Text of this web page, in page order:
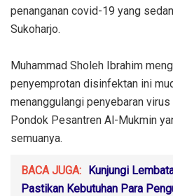
penanganan covid-19 yang
Sukoharjo.
Muhammad Sholeh Ibrahim
penyemprotan disinfektan ini
menanggulangi penyebaran
Pondok Pesantren Al-Mukmin
semuanya.
BACA JUGA: Kunjungi
Pastikan Kebutuhan Para